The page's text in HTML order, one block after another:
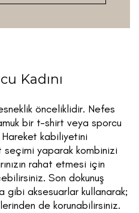
Kadını
önceliklidir. Nefes
bir t-shirt veya sporcu
kabiliyetini
seçimi yaparak kombinizi
rahat etmesi için
Son dokunuş
gibi aksesuarlar kullanarak;
de korunabilirsiniz.